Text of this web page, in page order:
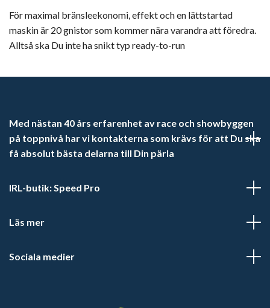
För maximal bränsleekonomi, effekt och en lättstartad
maskin är 20 gnistor som kommer nära varandra att föredra.
Alltså ska Du inte ha snikt typ ready-to-run
Med nästan 40 års erfarenhet av race och showbyggen
på toppnivå har vi kontakterna som krävs för att Du ska
få absolut bästa delarna till Din pärla
IRL-butik: Speed Pro
Läs mer
Sociala medier